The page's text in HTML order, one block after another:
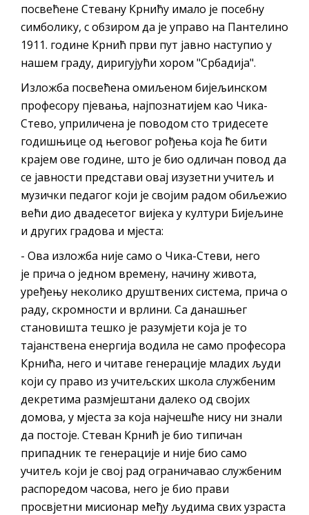
посвећене Стевану Крнићу имало је посебну
симболику, с обзиром да је управо на Пантелино
1911. године Крнић први пут јавно наступио у
нашем граду, диригујући хором "Србадија".
Изложба посвећена омиљеном бијељинском
професору пјевања, најпознатијем као Чика-
Стево, уприличена је поводом сто тридесете
годишњице од његовог рођења која ће бити
крајем ове године, што је био одличан повод да
се јавности представи овај изузетни учитељ и
музички педагог који је својим радом обиљежио
већи дио двадесетог вијека у култури Бијељине
и других градова и мјеста:
- Ова изложба није само о Чика-Стеви, него
je прича о једном времену, начину живота,
уређењу неколико друштвених система, прича о
раду, скромности и врлини. Са данашњег
становишта тешко је разумјети која је то
тајанствена енергија водила не само професора
Крнића, него и читаве генерације младих људи
који су право из учитељских школа службеним
декретима размјештани далеко од својих
домова, у мјеста за која најчешће нису ни знали
да постоје. Стеван Крнић је био типичан
припадник те генерације и није био само
учитељ који је свој рад ограничавао службеним
распоредом часова, него је био прави
просвјетни мисионар међу људима свих узраста